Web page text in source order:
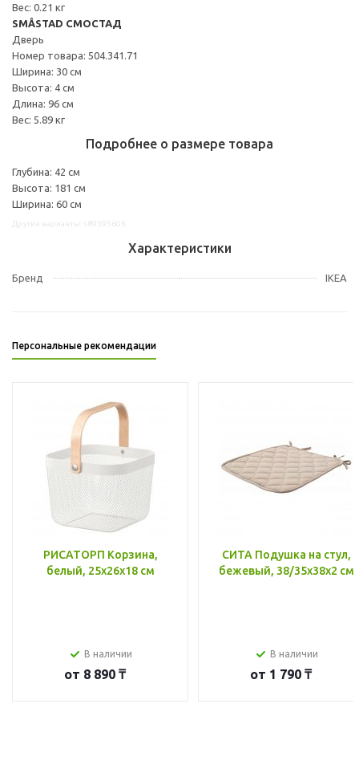
Вес: 0.21 кг
SMÅSTAD СМОСТАД
Дверь
Номер товара: 504.341.71
Ширина: 30 см
Высота: 4 см
Длина: 96 см
Вес: 5.89 кг
Подробнее о размере товара
Глубина: 42 см
Высота: 181 см
Ширина: 60 см
Характеристики
Бренд IKEA
Персональные рекомендации
РИСАТОРП Корзина,
белый, 25x26x18 см
В наличии
от 8 890 ₸
СИТА Подушка на стул,
бежевый, 38/35x38x2 см
В наличии
от 1 790 ₸